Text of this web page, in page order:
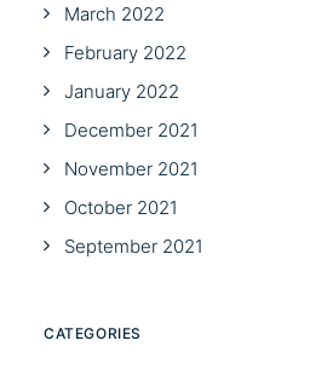
March 2022
February 2022
January 2022
December 2021
November 2021
October 2021
September 2021
CATEGORIES